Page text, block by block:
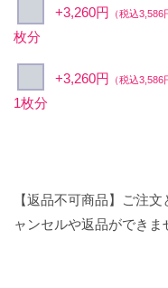
+3,260円 （税込3,586
枚分
+3,260円 （税込3,586
1枚分
【返品不可商品】ご注
ャンセルや返品ができま